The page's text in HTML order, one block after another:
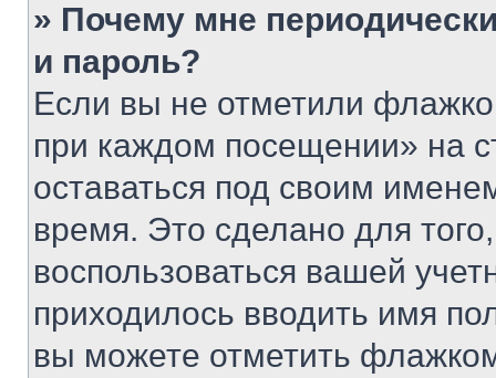
» Почему мне
и пароль?
Если вы не отметили
при каждом посещении» на
оставаться под своим
время. Это сделано для
воспользоваться вашей
приходилось вводить имя
вы можете отметить